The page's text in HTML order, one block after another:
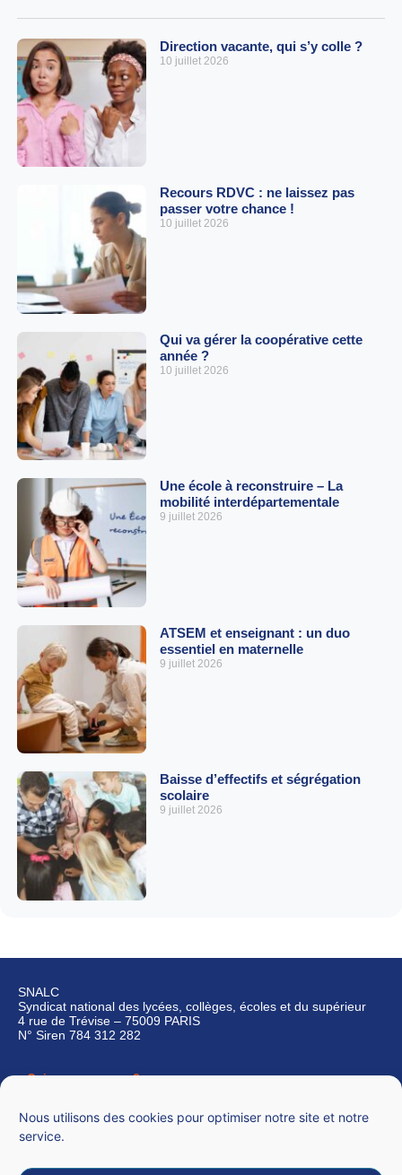
Nous utilisons des cookies pour optimiser notre site et notre
service.
Direction vacante, qui s’y colle ?
10 juillet 2026
Recours RDVC : ne laissez pas
passer votre chance !
10 juillet 2026
Qui va gérer la coopérative cette
année ?
10 juillet 2026
Une école à reconstruire – La
mobilité interdépartementale
9 juillet 2026
ATSEM et enseignant : un duo
essentiel en maternelle
9 juillet 2026
Baisse d’effectifs et ségrégation
scolaire
9 juillet 2026
SNALC
Syndicat national des lycées, collèges, écoles et du supérieur
4 rue de Trévise – 75009 PARIS
N° Siren 784 312 282
Qui sommes-nous ?